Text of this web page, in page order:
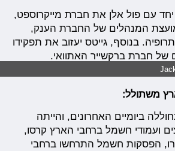
יחד עם פול אלן את חברת מייקרוספט,
המנהלים של החברת הענק,
בנוסף, גייטס יעזוב את תפקידו
חברת ברקשייר האתוואי.
משתולל:
ביומיים האחרונים, והייתה
ועמודי חשמל ברחבי הארץ קרסו,
הפסקות חשמל התרחשו ברחבי